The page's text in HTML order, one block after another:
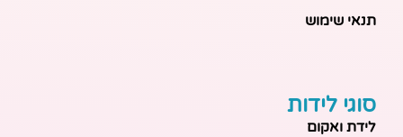
תנאי שימוש
סוגי לידות
לידת ואקום